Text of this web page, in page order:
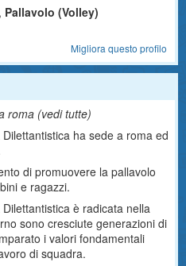
, Pallavolo (Volley)
Migliora questo profilo
roma (vedi tutte)
ha sede a roma ed
di promuovere la pallavolo
e ragazzi.
è radicata nella
sono cresciute generazioni di
i valori fondamentali
di squadra.